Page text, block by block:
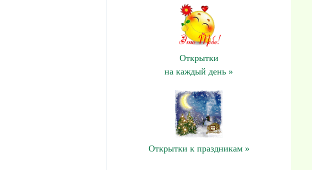
Открытки
на каждый день »
Открытки к праздникам »